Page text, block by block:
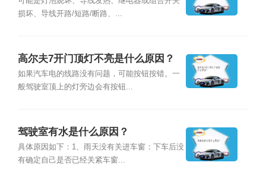
损坏、导线开路/短路/断路、...
高尔夫7开门顶灯不亮是什么原因？
如果汽车电的线路没有问题，可能按钮按错。一
般驾驶室顶上的灯旁边会有按钮...
驾驶室有水是什么原因？
具体原因如下：1、雨天没有关进车窗：下车后没
有确定自己是否已经关紧车窗...